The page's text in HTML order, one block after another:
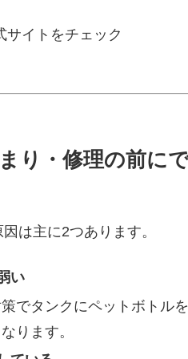
サイトをチェック
り・修理の前に
は主に2つあります。
い
でタンクにペットボトル
ります。